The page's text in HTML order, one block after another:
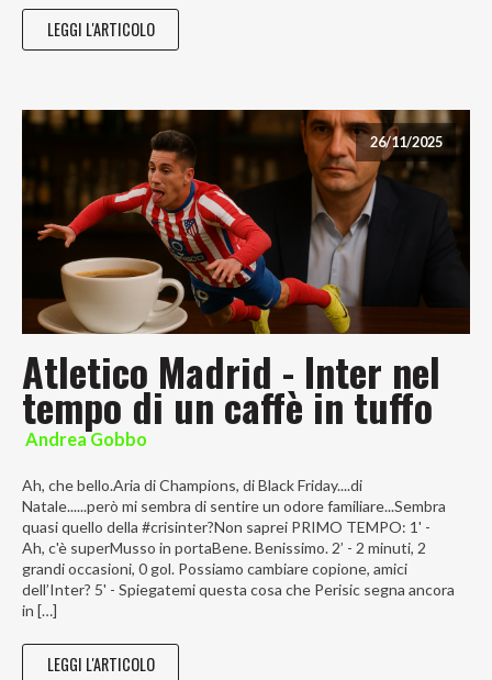
LEGGI L'ARTICOLO
26/11/2025
Atletico Madrid - Inter nel
tempo di un caffè in tuffo
Andrea Gobbo
Ah, che bello.Aria di Champions, di Black Friday....di
Natale......però mi sembra di sentire un odore familiare...Sembra
quasi quello della #crisinter?Non saprei PRIMO TEMPO: 1' -
Ah, c'è superMusso in portaBene. Benissimo. 2’ - 2 minuti, 2
grandi occasioni, 0 gol. Possiamo cambiare copione, amici
dell’Inter? 5' - Spiegatemi questa cosa che Perisic segna ancora
in […]
LEGGI L'ARTICOLO